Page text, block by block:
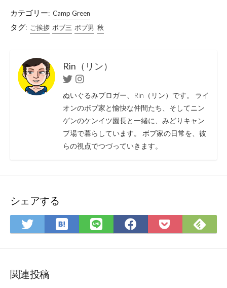
カテゴリー: Camp Green
タグ: ご挨拶 ボブ三 ボブ男 秋
Rin（リン）
TwitterInstagram
ぬいぐるみブロガー、Rin（リン）です。 ライ
オンのボブ家と愉快な仲間たち、そしてニン
ゲンのケンイツ園長と一緒に、みどりキャン
プ場で暮らしています。 ボブ家の日常を、彼
らの視点でつづっていきます。
シェアする
Twitter
で
ア
は
て
LINE
で
Facebook
で
Pocket
に
で
関連投稿